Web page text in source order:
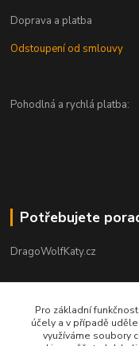
Doprava a platba
Odstoupení od smlouvy
Pohodlná a rychlá platba:
Potřebujete
DragoWolfKaty.cz
Pro základní
účely a v případě
využíváme soubory